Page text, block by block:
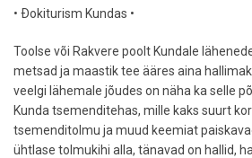
• Ðokiturism Kundas •
Toolse või Rakvere poolt Kundale
metsad ja maastik tee ääres aina
veelgi lähemale jõudes on näha ka selle
Kunda tsemenditehas, mille kaks suurt
tsemenditolmu ja muud keemiat
ühtlase tolmukihi alla, tänavad on hallid,